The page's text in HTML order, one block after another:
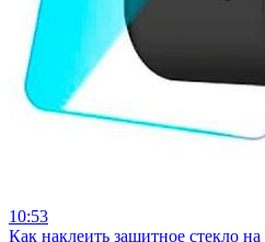
10:53
⁣Как наклеить защитное стекло на